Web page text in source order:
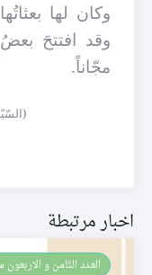
وكان لها
وقد افتتحَ بعضُ
مجّاناً.
اخبار مرتبطة
العـدد الثامن و الاربعون من مجلة شعائر